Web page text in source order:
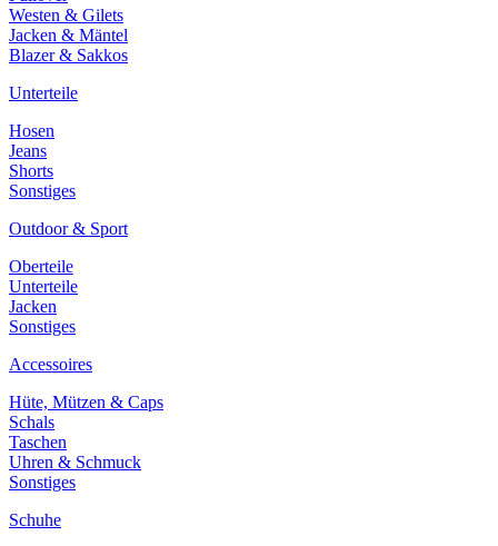
Westen & Gilets
Jacken & Mäntel
Blazer & Sakkos
Unterteile
Hosen
Jeans
Shorts
Sonstiges
Outdoor & Sport
Oberteile
Unterteile
Jacken
Sonstiges
Accessoires
Hüte, Mützen & Caps
Schals
Taschen
Uhren & Schmuck
Sonstiges
Schuhe